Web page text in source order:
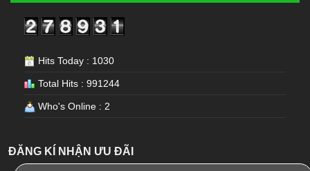
Hits Today : 1030
Total Hits : 991244
Who's Online : 2
ĐĂNG KÍ NHẬN ƯU ĐÃI